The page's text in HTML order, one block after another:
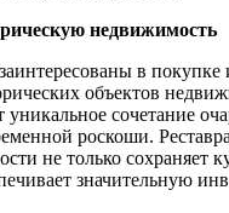
недвижимость
в покупке
объектов
сочетание
роскоши.
не только сохраняет
значительную